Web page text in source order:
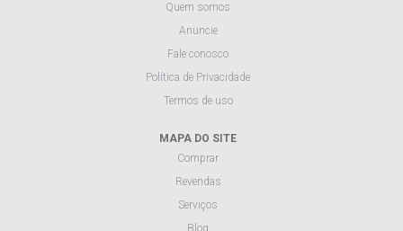
Quem somos
Anuncie
Fale conosco
Política de Privacidade
Termos de uso
MAPA DO SITE
Comprar
Revendas
Serviços